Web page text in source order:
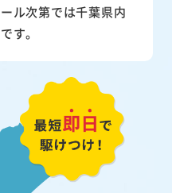
ル次第では千葉県内
す。